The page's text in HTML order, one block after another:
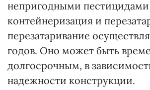
непригодными
контейнеризация и
перезатаривание
годов. Оно может быть
долгосрочным, в
надежности конструкции.